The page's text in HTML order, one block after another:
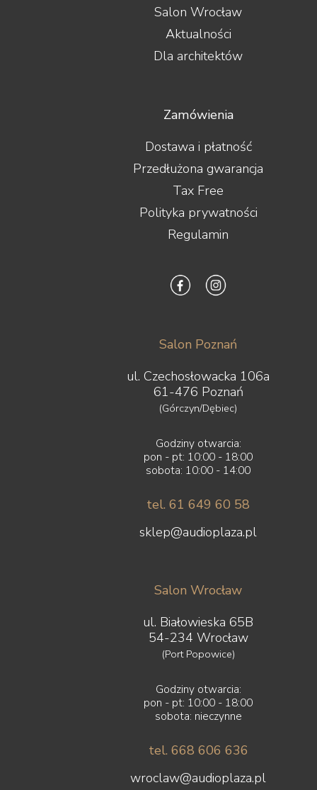
Salon Wrocław
Aktualności
Dla architektów
Zamówienia
Dostawa i płatność
Przedłużona gwarancja
Tax Free
Polityka prywatności
Regulamin
Salon Poznań
ul. Czechosłowacka 106a
61-476 Poznań
(Górczyn/Dębiec)
Godziny otwarcia:
pon - pt: 10:00 - 18:00
sobota: 10:00 - 14:00
tel. 61 649 60 58
sklep@audioplaza.pl
Salon Wrocław
ul. Białowieska 65B
54-234 Wrocław
(Port Popowice)
Godziny otwarcia:
pon - pt: 10:00 - 18:00
sobota: nieczynne
tel. 668 606 636
wroclaw@audioplaza.pl